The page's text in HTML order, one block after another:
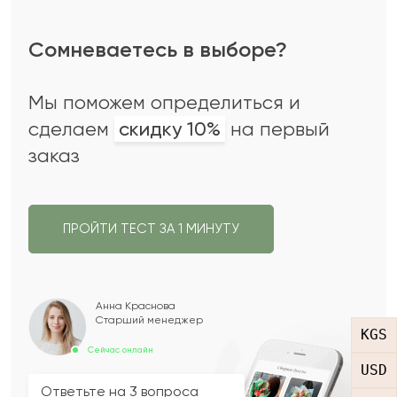
KGS
USD
Сомневаетесь в выборе?
Мы поможем определиться и
сделаем скидку 10% на первый
заказ
ПРОЙТИ ТЕСТ ЗА 1 МИНУТУ
Сейчас онлайн
Анна Краснова
Старший менеджер
Ответьте на 3 вопроса